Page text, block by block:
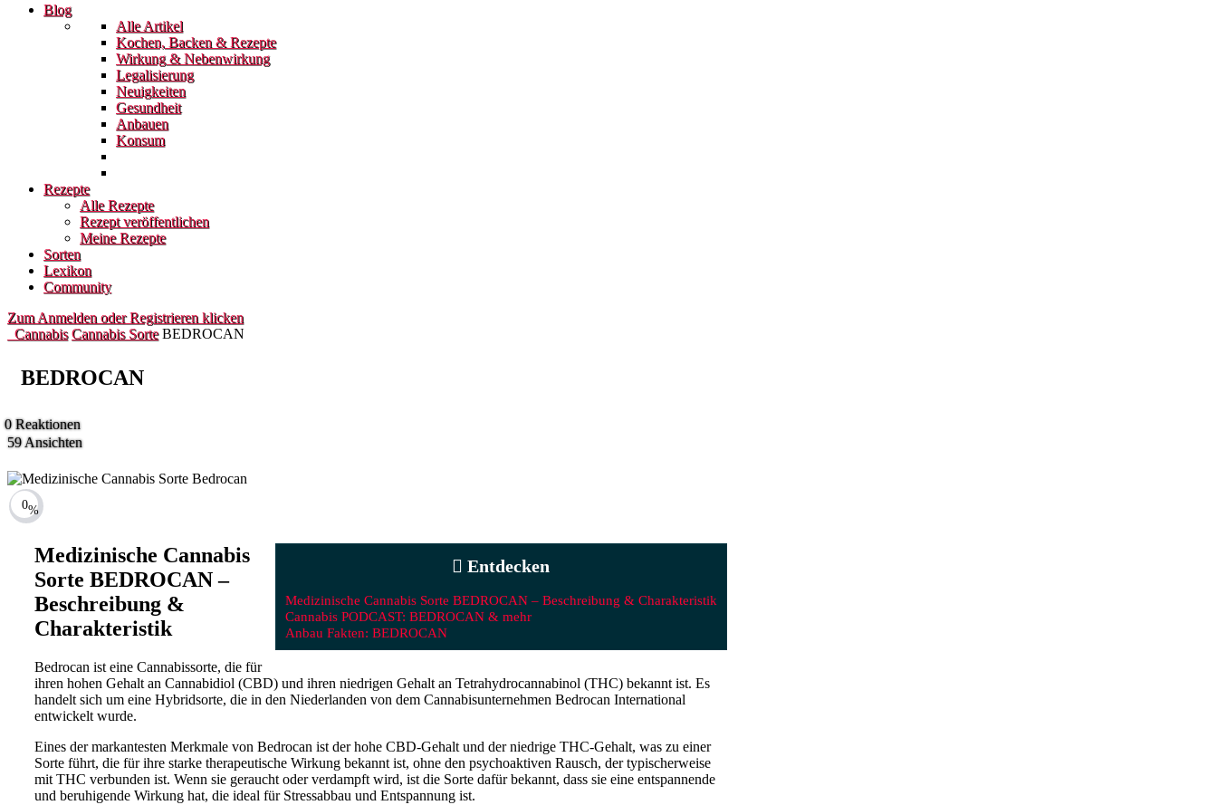
Blog
Alle Artikel
Kochen, Backen & Rezepte
Wirkung & Nebenwirkung
Legalisierung
Neuigkeiten
Gesundheit
Anbauen
Konsum
Rezepte
Alle Rezepte
Rezept veröffentlichen
Meine Rezepte
Sorten
Lexikon
Community
Zum Anmelden oder Registrieren klicken
Cannabis Cannabis Sorte BEDROCAN
BEDROCAN
0 Reaktionen
59Ansichten
0%
Entdecken
Medizinische Cannabis Sorte BEDROCAN – Beschreibung & Charakteristik
Cannabis PODCAST: BEDROCAN & mehr
Anbau Fakten: BEDROCAN
Medizinische Cannabis
Sorte BEDROCAN –
Beschreibung &
Charakteristik
Bedrocan ist eine Cannabissorte, die für
ihren hohen Gehalt an Cannabidiol (CBD) und ihren niedrigen Gehalt an Tetrahydrocannabinol (THC) bekannt ist. Es
handelt sich um eine Hybridsorte, die in den Niederlanden von dem Cannabisunternehmen Bedrocan International
entwickelt wurde.
Eines der markantesten Merkmale von Bedrocan ist der hohe CBD-Gehalt und der niedrige THC-Gehalt, was zu einer
Sorte führt, die für ihre starke therapeutische Wirkung bekannt ist, ohne den psychoaktiven Rausch, der typischerweise
mit THC verbunden ist. Wenn sie geraucht oder verdampft wird, ist die Sorte dafür bekannt, dass sie eine entspannende
und beruhigende Wirkung hat, die ideal für Stressabbau und Entspannung ist.